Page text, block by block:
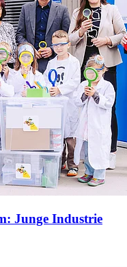
Junge Industrie